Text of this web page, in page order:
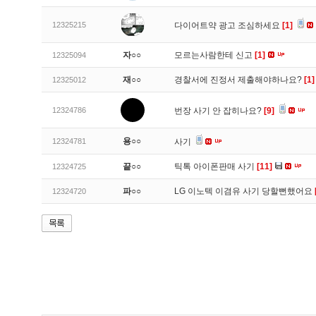
12325215 다이어트약 광고 조심하세요 [1]
12325094 자○○ 모르는사람한테 신고 [1]
12325012 재○○ 경찰서에 진정서 제출해야하나요? [1]
12324786 번장 사기 안 잡히나요? [9]
12324781 용○○ 사기
12324725 끝○○ 틱톡 아이폰판매 사기 [11]
12324720 파○○ LG 이노텍 이겸유 사기 당할뻔했어요